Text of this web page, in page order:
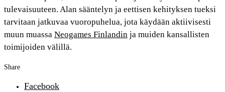
tulevaisuuteen. Alan sääntelyn ja eettisen kehityksen tueksi
tarvitaan jatkuvaa vuoropuhelua, jota käydään aktiivisesti
muun muassa Neogames Finlandin ja muiden kansallisten
toimijoiden välillä.
Share
Facebook